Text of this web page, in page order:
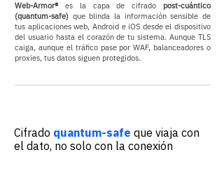
Web-Armor®
es la capa de cifrado post-cuántico
(quantum-safe) que blinda la información sensible de
tus aplicaciones web, Android e iOS desde el dispositivo
del usuario hasta el corazón de tu sistema. Aunque TLS
caiga, aunque el tráfico pase por WAF, balanceadores o
proxies, tus datos siguen protegidos.
Cifrado quantum-safe que viaja con
el dato, no solo con la conexión